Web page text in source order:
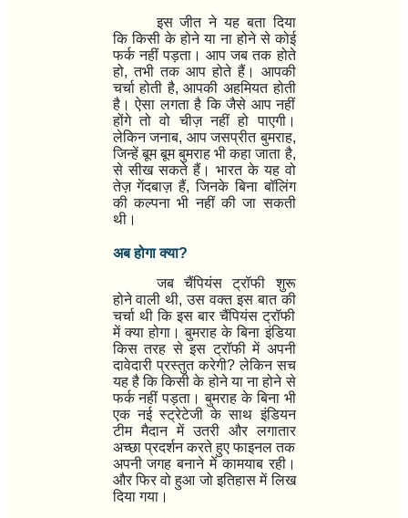
इस जीत ने यह बता दिया
किकिसी के होने या ना होने से कोई
फर्क नहीं पड़ता। आप जब तक होते
हो, तभी तक आप होते हैं। आपकी
चर्चा होती है, आपकी अहमियत होती
है। ऐसा लगता है कि जैसे आप नहीं
होंगे तो वो चीज़ नहीं हो पाएगी।
लेकिन जनाब, आपजसप्रीत बुमराह,
जिन्हेंबूम बूम बुमराहभी कहा जाता है,
से सीख सकते हैं। भारत के यह वो
तेज़ गेंदबाज़ हैं, जिनके बिना बॉलिंग
की कल्पना भी नहीं की जा सकती
थी।
अब होगा क्या?
जबचैंपियंस ट्रॉफी शुरू
होने वाली थी, उस वक्त इस बात की
चर्चा थी कि इस बार चैंपियंस ट्रॉफी
में क्या होगा। बुमराह के बिना इंडिया
किस तरह से इस ट्रॉफी में अपनी
दावेदारी प्रस्तुत करेगी? लेकिन सच
यह है किकिसी के होने या ना होने से
फर्क नहीं पड़ता। बुमराह के बिना भी
एक नई स्ट्रेटेजी के साथइंडियन
टीममैदान में उतरी और लगातार
अच्छा प्रदर्शन करते हुए फाइनल तक
अपनी जगह बनाने में कामयाब रही।
और फिर वो हुआ जोइतिहास में लिख
दिया गया।